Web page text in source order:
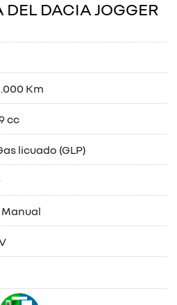
DACIA JOGGER
Km
cc
licuado (GLP)
Manual